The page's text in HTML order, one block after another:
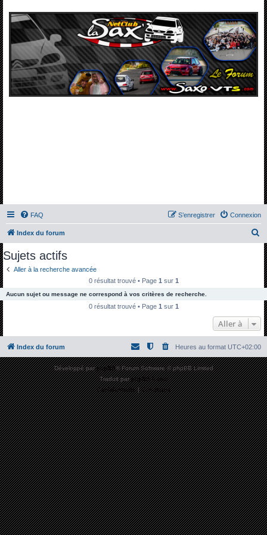
FAQ Connexion
S’enregistrer
Index du forum
c
e
r
Sujets actifs
Aller à la recherche avancée
0 résultat trouvé • Page 1 sur 1
Aucun sujet ou message ne correspond à vos critères de recherche.
0 résultat trouvé • Page 1 sur 1
Aller à
Index du forum Heures au format UTC+02:00
Développé parphpBB® Forum Software © phpBB Limited
Traduit parphpBB-fr.com
Confidentialité|Conditions